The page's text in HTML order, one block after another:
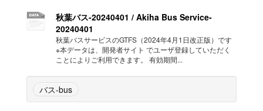
秋葉バス-20240401 / Akiha Bus Service-
20240401
秋葉バスサービスのGTFS（2024年4月1日改正版）です
※本データは、開発者サイト でユーザ登録していただく
ことによりご利用できます。 有効期間...
バス-bus